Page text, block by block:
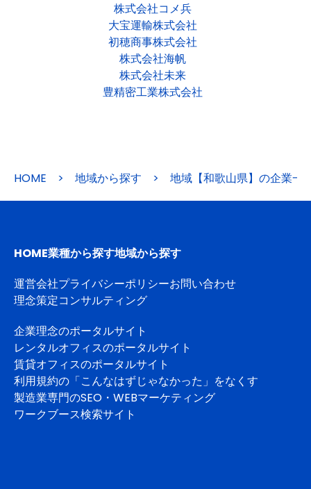
株式会社コメ兵
大宝運輸株式会社
初穂商事株式会社
株式会社海帆
株式会社未来
豊精密工業株式会社
HOME > 地域から探す > 地域【和歌山県】の企業一
HOME業種から探す地域から探す
運営会社プライバシーポリシーお問い合わせ
理念策定コンサルティング
企業理念のポータルサイト
レンタルオフィスのポータルサイト
賃貸オフィスのポータルサイト
利用規約の「こんなはずじゃなかった」をなくす
製造業専門のSEO・WEBマーケティング
ワークブース検索サイト